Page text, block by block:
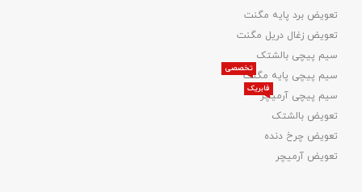
تعویض برد پایه مگنت
تعویض زغال دریل مگنت
سیم پیچی بالشتک
سیم پیچی پایه مگنت
تخصصی
سیم پیچی آرمیچر
فابریک
تعویض بالشتک​
تعویض چرخ دنده
تعویض آرمیچر